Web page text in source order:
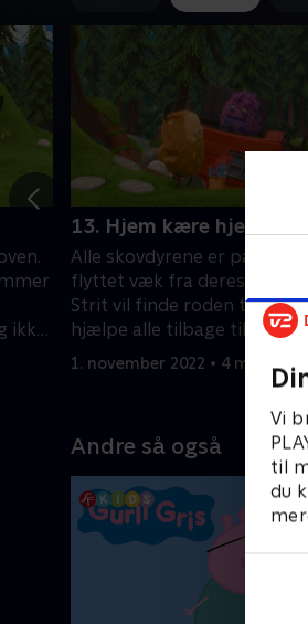
Vi
til
du
ikke
13. Hjem kære hjem
Alle skovdyrene er på
flyttet væk fra deres hjem.
Strit vil finde roden til
hjælpe alle tilbage til deres
1. november 2022 • 4 min
Andre så også